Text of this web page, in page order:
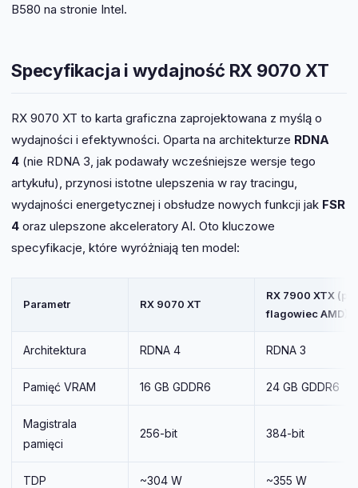
B580 na stronie Intel.
Specyfikacja i wydajność RX 9070 XT
RX 9070 XT to karta graficzna zaprojektowana z myślą o
wydajności i efektywności. Oparta na architekturze RDNA
4 (nie RDNA 3, jak podawały wcześniejsze wersje tego
artykułu), przynosi istotne ulepszenia w ray tracingu,
wydajności energetycznej i obsłudze nowych funkcji jak FSR
4 oraz ulepszone akceleratory AI. Oto kluczowe
specyfikacje, które wyróżniają ten model:
Parametr RX 9070 XT
RX 7900 XTX
flagowiec AMD)
Architektura RDNA 4 RDNA 3
Pamięć VRAM 16 GB GDDR6 24 GB GDDR6
Magistrala
pamięci
256-bit 384-bit
TDP ~304 W ~355 W